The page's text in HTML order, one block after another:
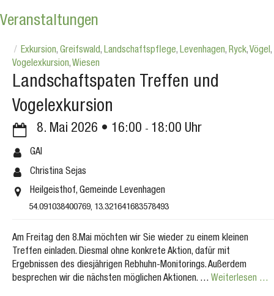
Veranstaltungen
Exkursion, Greifswald, Landschaftspflege, Levenhagen, Ryck,Vögel,
Vogelexkursion,Wiesen
Landschaftspaten Treffen und
Vogelexkursion
8. Mai 2026 16:00 18:00
GAI
Christina Sejas
Heilgeisthof, Gemeinde Levenhagen
54.091038400769, 13.321641683578493
Am Freitag den 8.Mai möchten wir Sie wieder zu einem kleinen
Treffen einladen. Diesmal ohne konkrete Aktion, dafür mit
Ergebnissen des diesjährigen Rebhuhn-Monitorings. Außerdem
besprechen wir die nächsten möglichen Aktionen. … Weiterlesen …